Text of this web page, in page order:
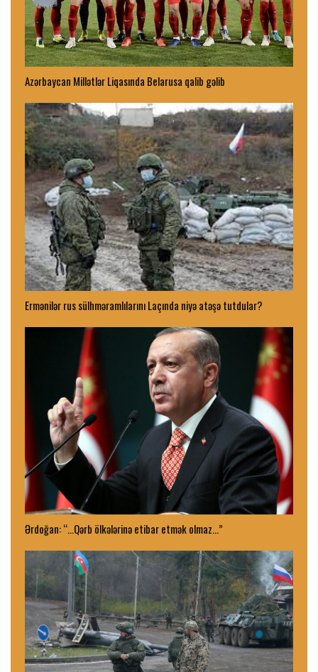
Azərbaycan Millətlər Liqasında Belarusa qalib gəlib
Ermənilər rus sülhməramlılarını Laçında niyə atəşə tutdular?
Ərdoğan: “…Qərb ölkələrinə etibar etmək olmaz…”